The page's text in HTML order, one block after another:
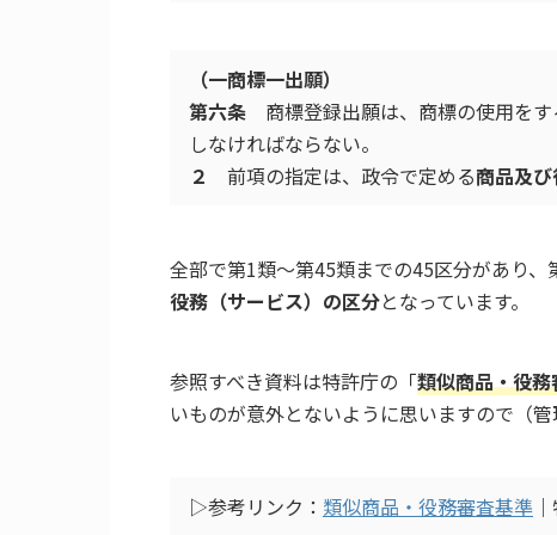
（一商標一出願）
第六条 商標登録出願は、商標の使用を
しなければならない。
２
前項の指定は、政令で定める商品及
全部で第1類～第45類までの45区分があり、
役務（サービス）の区分となっています。
参照すべき資料は特許庁の「類似商品・役
いものが意外とないように思いますので（
▷参考リンク： 類似商品・役務審査基準